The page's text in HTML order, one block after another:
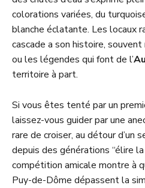
colorations variées, du
blanche éclatante. Les locaux
cascade a son histoire,
ou les légendes qui font de l’
territoire à part.
Si vous êtes tenté par un
laissez-vous guider par une
rare de croiser, au détour d’un
depuis des générations “élire
compétition amicale montre à
Puy-de-Dôme dépassent la